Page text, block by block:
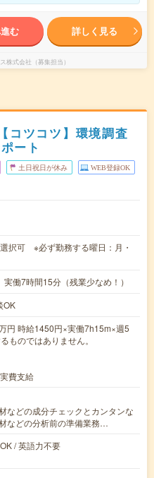
む 詳しく見る
株式会社（募集担当）
コツコツ】環境調査
ート
土日祝日が休み WEB登録OK
択可 ※必ず勤務する曜日：月・
働7時間15分（残業少なめ！）
OK
時給1450円×実働7h15m×週5
ものではありません。
費支給
などの成分チェックとカンタンな
などの分析前の準備業務…
/ 英語力不要